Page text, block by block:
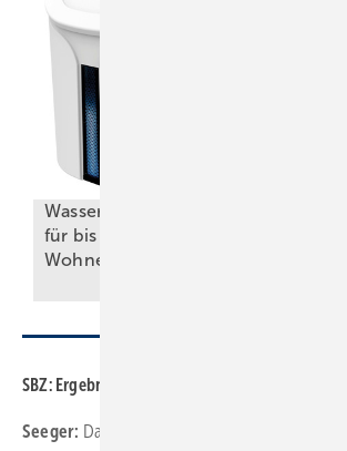
Wass eraufbereitung
für bis zu 45
Wohneinheiten
SBZ: Ergebnisse?
Seeger: Das Projekt geht jetzt ins dritte Jahr. Die